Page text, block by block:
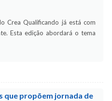
Crea Qualificando já está com
Esta edição abordará o tema
que propõem jornada de